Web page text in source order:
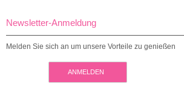
Newsletter-Anmeldung
Melden Sie sich an um unsere Vorteile zu genießen
ANMELDEN